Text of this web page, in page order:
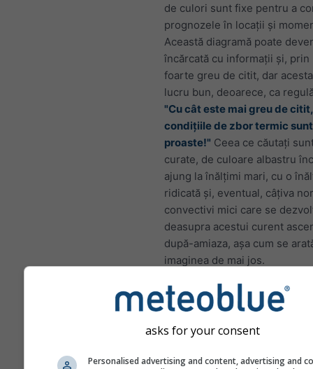
de culori sunt fixe pentru a
prognozele în locații și
Această diagramă poate
încărcată cu informații și, prin
foarte greu de citit, dar
lucru bun, deoarece, ca
"Cu cât este mai greu de
condițiile de zbor termic
proaste!" Ceea ce căutați
curate, de culoare albastru
ajung la înălțimi mari, cu o
ridicată și, eventual, câțiva
convectivi mici care se
deasupra acestui curent
după-amiaza, așa cum se
imaginea de mai jos.
asks for your consent
Personalised advertising and content, advertising and